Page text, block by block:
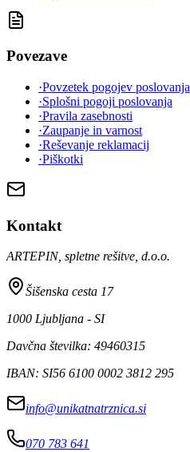
Povezave
·Povzetek pogojev poslovanja
·Splošni pogoji poslovanja
·Pravila zasebnosti
·Zaupanje in varnost
·Reševanje reklamacij
·Piškotki
Kontakt
ARTEPIN, spletne rešitve, d.o.o.
Šišenska cesta 17
1000 Ljubljana - SI
Davčna številka: 49460315
IBAN: SI56 6100 0002 3812 295
info@unikatnatrznica.si
070 783 641